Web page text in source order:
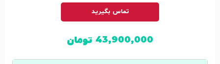
تماس بگیرید
43,900,000 تومان